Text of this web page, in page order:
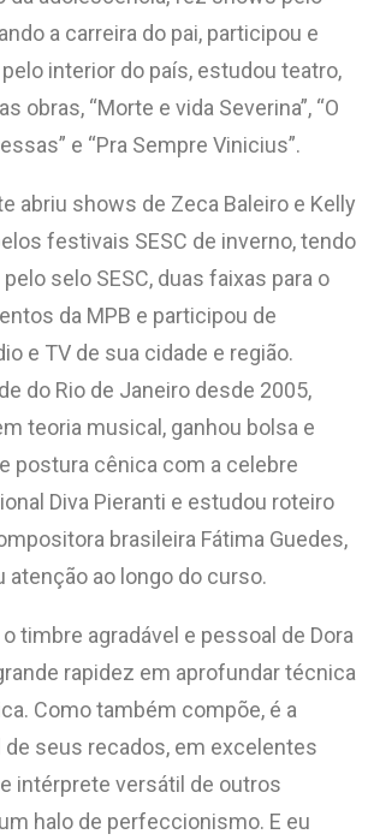
a carreira do pai, participou e
interior do país, estudou teatro,
obras, “Morte e vida Severina”, “O
e “Pra Sempre Vinicius”.
abriu shows de Zeca Baleiro e Kelly
festivais SESC de inverno, tendo
selo SESC, duas faixas para o
da MPB e participou de
e TV de sua cidade e região.
do Rio de Janeiro desde 2005,
teoria musical, ganhou bolsa e
postura cênica com a celebre
Diva Pieranti e estudou roteiro
brasileira Fátima Guedes,
atenção ao longo do curso.
timbre agradável e pessoal de Dora
rapidez em aprofundar técnica
Como também compõe, é a
de seus recados, em excelentes
intérprete versátil de outros
halo de perfeccionismo. E eu